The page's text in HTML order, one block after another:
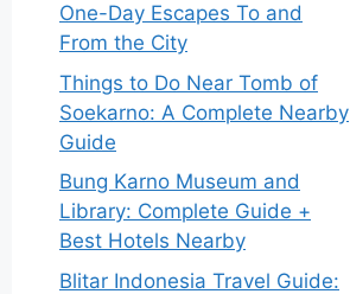
One-Day Escapes To and
From the City
Things to Do Near Tomb of
Soekarno: A Complete Nearby
Guide
Bung Karno Museum and
Library: Complete Guide +
Best Hotels Nearby
Blitar Indonesia Travel Guide: